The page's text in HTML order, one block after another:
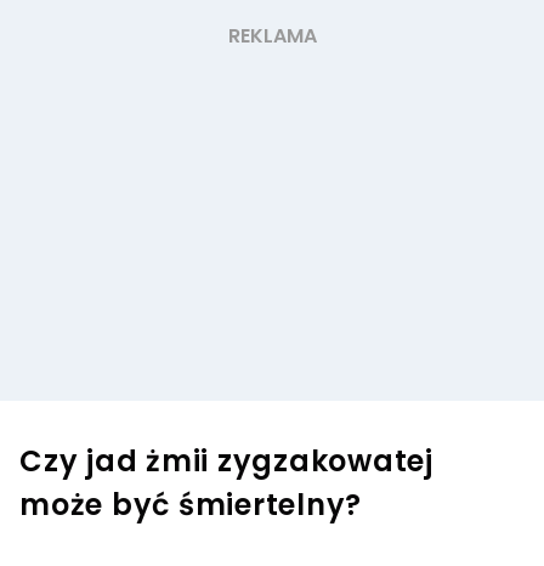
Czy jad żmii zygzakowatej
może być śmiertelny?